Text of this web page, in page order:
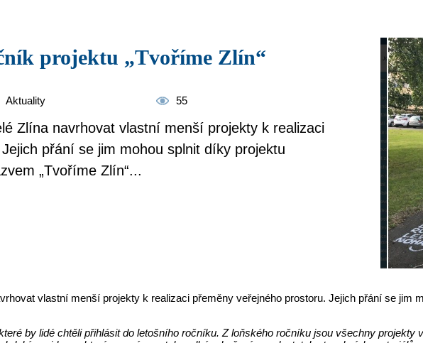
projektu „Tvoříme Zlín“
Aktuality 55
Zlína navrhovat vlastní menší projekty k realizaci
přání se jim mohou splnit díky projektu
„Tvoříme Zlín“...
vlastní menší projekty k realizaci přeměny veřejného prostoru. Jejich přání se jim
by lidé chtěli přihlásit do letošního ročníku. Z loňského ročníku jsou všechny